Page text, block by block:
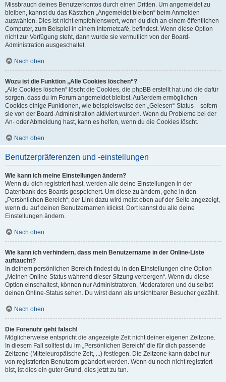
Missbrauch deines Benutzerkontos durch einen Dritten. Um angemeldet zu
bleiben, kannst du das Kästchen „Angemeldet bleiben“ beim Anmelden
auswählen. Dies ist nicht empfehlenswert, wenn du dich an einem öffentlichen
Computer, zum Beispiel in einem Internetcafé, befindest. Wenn diese Option
nicht zur Verfügung steht, dann wurde sie vermutlich von der Board-
Administration ausgeschaltet.
Nach oben
Wozu ist die Funktion „Alle Cookies löschen“?
„Alle Cookies löschen“ löscht die Cookies, die phpBB erstellt hat und die dafür
sorgen, dass du im Forum angemeldet bleibst. Außerdem ermöglichen
Cookies einige Funktionen, wie beispielsweise den „Gelesen“-Status – sofern
sie von der Board-Administration aktiviert wurden. Wenn du Probleme bei der
An- oder Abmeldung hast, kann es helfen, wenn du die Cookies löscht.
Nach oben
Benutzerpräferenzen und -einstellungen
Wie kann ich meine Einstellungen ändern?
Wenn du dich registriert hast, werden alle deine Einstellungen in der
Datenbank des Boards gespeichert. Um diese zu ändern, gehe in den
„Persönlichen Bereich“; der Link dazu wird meist oben auf der Seite angezeigt,
wenn du auf deinen Benutzernamen klickst. Dort kannst du alle deine
Einstellungen ändern.
Nach oben
Wie kann ich verhindern, dass mein Benutzername in der Online-Liste
auftaucht?
In deinem persönlichen Bereich findest du in den Einstellungen eine Option
„Meinen Online-Status während dieser Sitzung verbergen“. Wenn du diese
Option einschaltest, können nur Administratoren, Moderatoren und du selbst
deinen Online-Status sehen. Du wirst dann als unsichtbarer Besucher gezählt.
Nach oben
Die Forenuhr geht falsch!
Möglicherweise entspricht die angezeigte Zeit nicht deiner eigenen Zeitzone.
In diesem Fall solltest du im „Persönlichen Bereich“ die für dich passende
Zeitzone (Mitteleuropäische Zeit, ...) festlegen. Die Zeitzone kann dabei nur
von registrierten Benutzern geändert werden. Wenn du noch nicht registriert
bist, ist dies ein guter Grund, dies jetzt zu tun.